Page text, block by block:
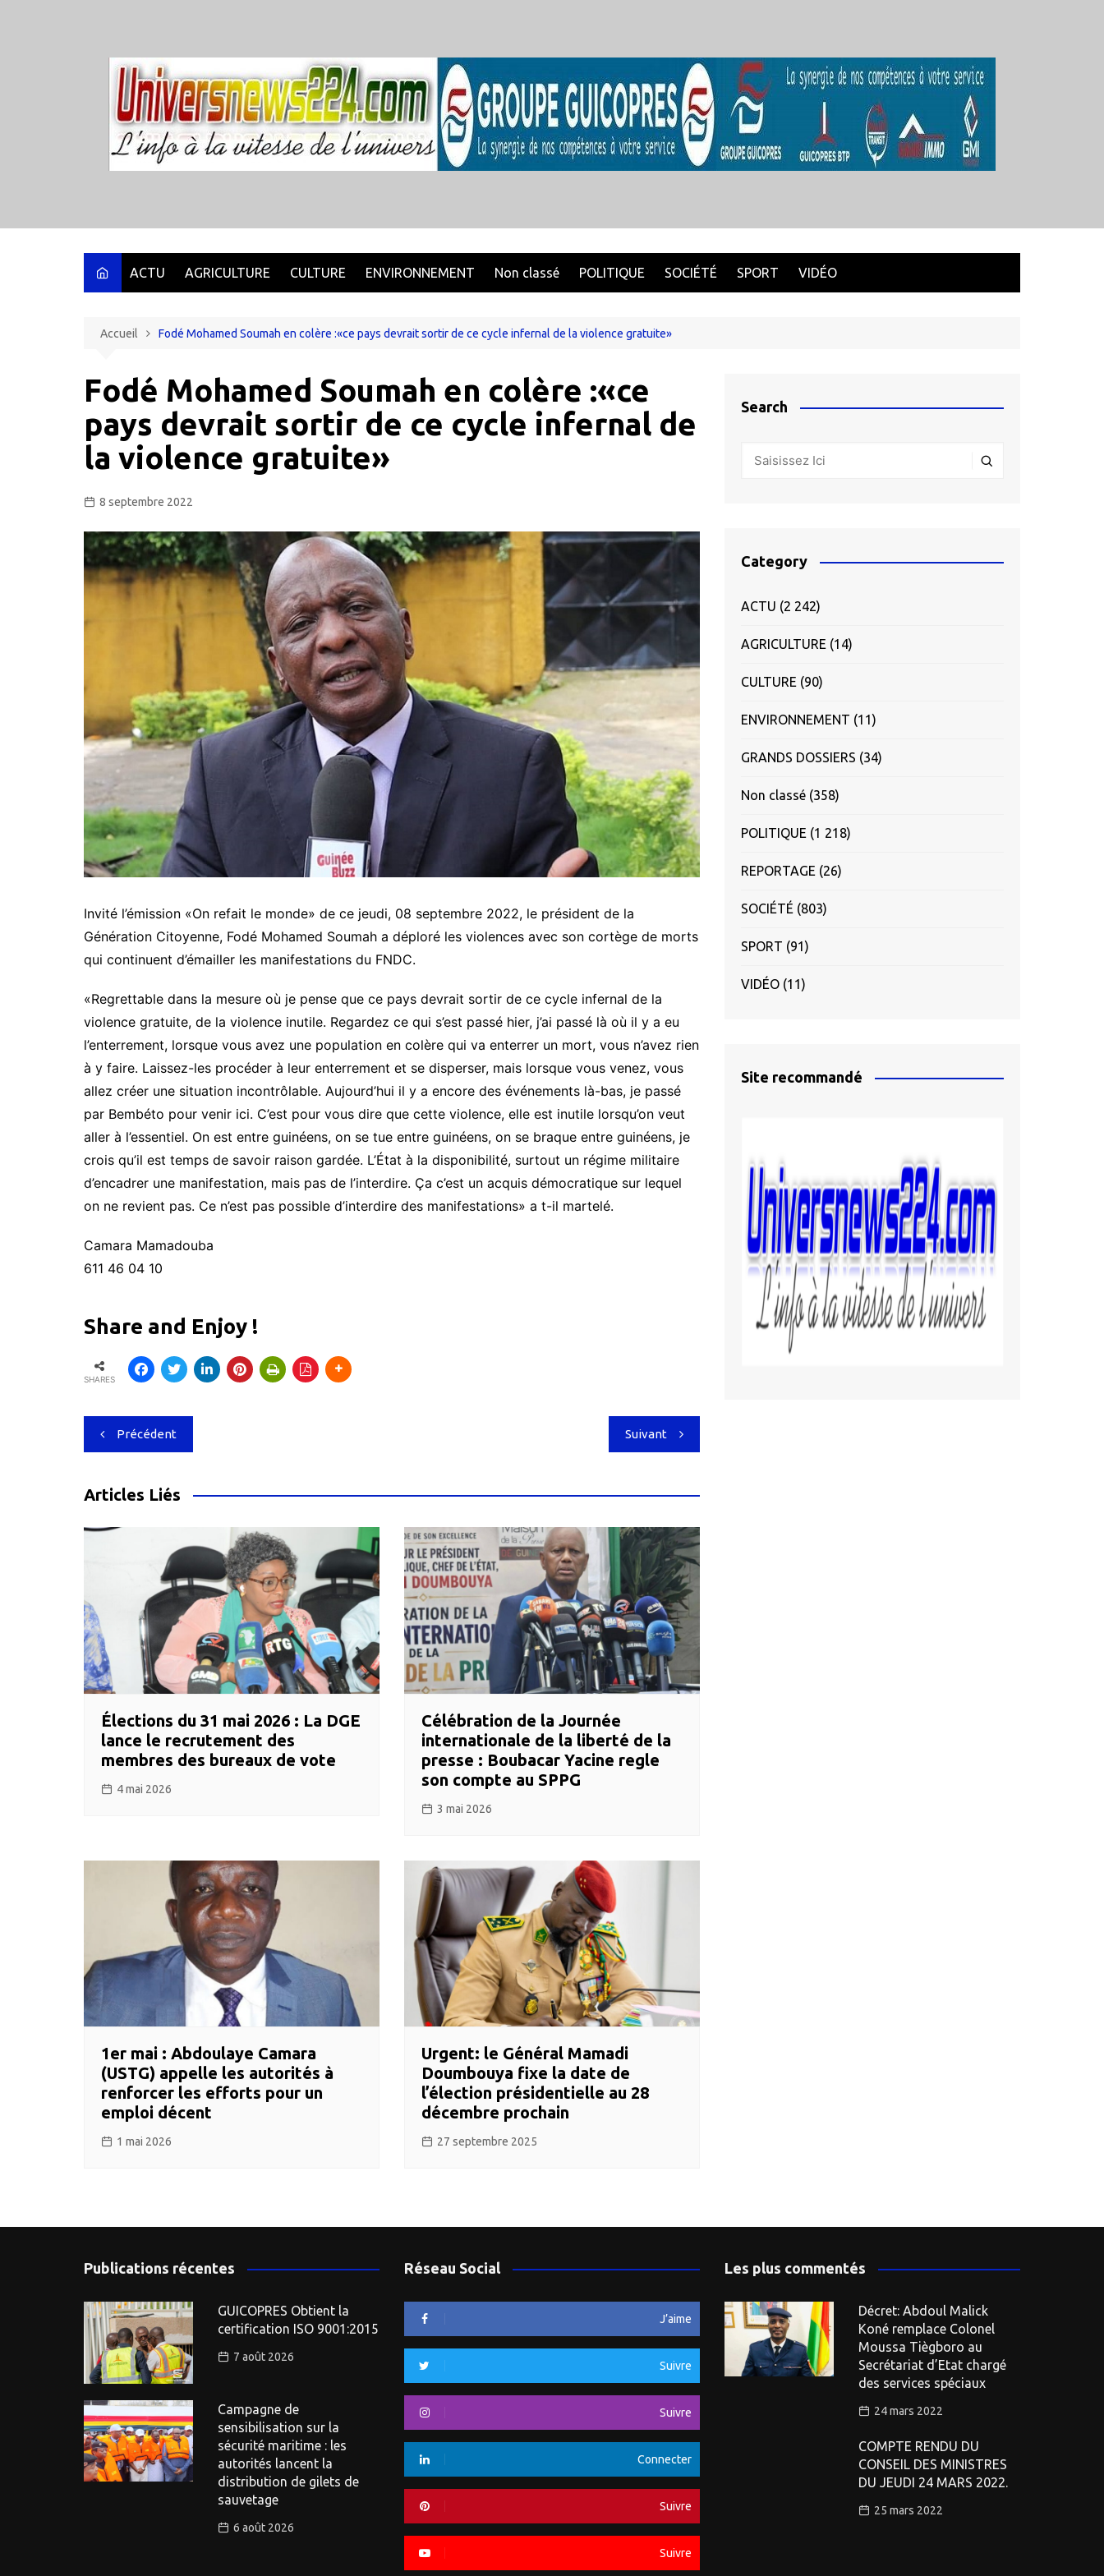
ACTU AGRICULTURE CULTURE ENVIRONNEMENT Non classé POLITIQUE SOCIÉTÉ SPORT VIDÉO
Accueil Fodé Mohamed Soumah en colère :«ce pays devrait sortir de ce cycle infernal de la violence gratuite»
Fodé Mohamed Soumah en colère :«ce
pays devrait sortir de ce cycle infernal de
la violence gratuite»
8 septembre 2022
Invité l’émission «On refait le monde» de ce jeudi, 08 septembre 2022, le président de la
Génération Citoyenne, Fodé Mohamed Soumah a déploré les violences avec son cortège de morts
qui continuent d’émailler les manifestations du FNDC.
«Regrettable dans la mesure où je pense que ce pays devrait sortir de ce cycle infernal de la
violence gratuite, de la violence inutile. Regardez ce qui s’est passé hier, j’ai passé là où il y a eu
l’enterrement, lorsque vous avez une population en colère qui va enterrer un mort, vous n’avez rien
à y faire. Laissez-les procéder à leur enterrement et se disperser, mais lorsque vous venez, vous
allez créer une situation incontrôlable. Aujourd’hui il y a encore des événements là-bas, je passé
par Bembéto pour venir ici. C’est pour vous dire que cette violence, elle est inutile lorsqu’on veut
aller à l’essentiel. On est entre guinéens, on se tue entre guinéens, on se braque entre guinéens, je
crois qu’il est temps de savoir raison gardée. L’État à la disponibilité, surtout un régime militaire
d’encadrer une manifestation, mais pas de l’interdire. Ça c’est un acquis démocratique sur lequel
on ne revient pas. Ce n’est pas possible d’interdire des manifestations» a t-il martelé.
Camara Mamadouba
611 46 04 10
Share and Enjoy !
SHARES
Navigation
de
l’article
Précédent Suivant
Articles Liés
Élections du 31 mai 2026 : La DGE
lance le recrutement des
membres des bureaux de vote
4 mai 2026
Célébration de la Journée
internationale de la liberté de la
presse : Boubacar Yacine regle
son compte au SPPG
3 mai 2026
1er mai : Abdoulaye Camara
(USTG) appelle les autorités à
renforcer les efforts pour un
emploi décent
1 mai 2026
Urgent: le Général Mamadi
Doumbouya fixe la date de
l’élection présidentielle au 28
décembre prochain
27 septembre 2025
Search
Category
ACTU (2 242)
AGRICULTURE (14)
CULTURE (90)
ENVIRONNEMENT (11)
GRANDS DOSSIERS (34)
Non classé (358)
POLITIQUE (1 218)
REPORTAGE (26)
SOCIÉTÉ (803)
SPORT (91)
VIDÉO (11)
Site recommandé
Publications récentes
GUICOPRES Obtient la
certification ISO 9001:2015
7 août 2026
Campagne de
sensibilisation sur la
sécurité maritime : les
autorités lancent la
distribution de gilets de
sauvetage
6 août 2026
Réseau Social
J’aime
Suivre
Suivre
Connecter
Suivre
Suivre
Les plus commentés
Décret: Abdoul Malick
Koné remplace Colonel
Moussa Tiègboro au
Secrétariat d’Etat chargé
des services spéciaux
24 mars 2022
COMPTE RENDU DU
CONSEIL DES MINISTRES
DU JEUDI 24 MARS 2022.
25 mars 2022